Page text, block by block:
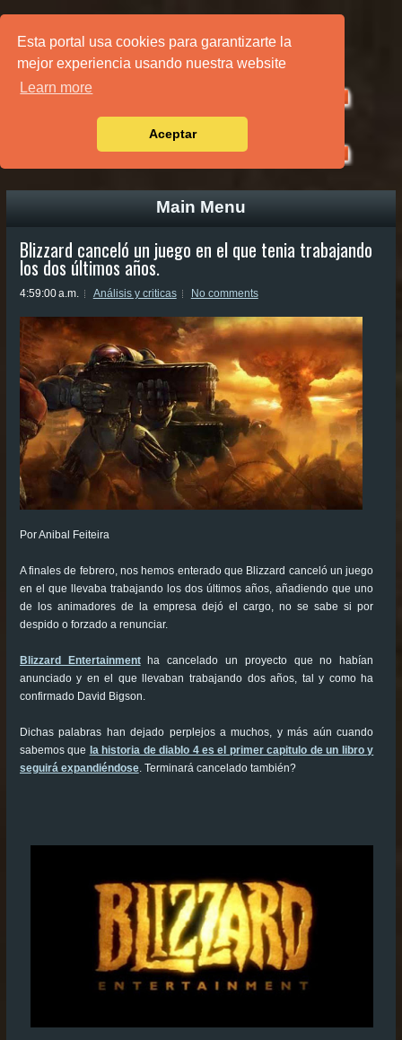
Esta portal usa cookies para garantizarte la
mejor experiencia usando nuestra website
Learn more
Aceptar
PÁGINA PRINCIPAL
Main Menu
Blizzard canceló un juego en el que tenia trabajando
los dos últimos años.
4:59:00 a.m. Análisis y criticas No comments
Por Anibal Feiteira
A finales de febrero, nos hemos enterado que Blizzard canceló un juego
en el que llevaba trabajando los dos últimos años, añadiendo que uno
de los animadores de la empresa dejó el cargo, no se sabe si por
despido o forzado a renunciar.
Blizzard Entertainmentha cancelado un proyecto que no habían
anunciado y en el que llevaban trabajando dos años, tal y como ha
confirmado David Bigson.
Dichas palabras han dejado perplejos a muchos, y más aún cuando
sabemos que la historia de diablo 4 es el primer capitulo de un libro y
seguirá expandiéndose. Terminará cancelado también?